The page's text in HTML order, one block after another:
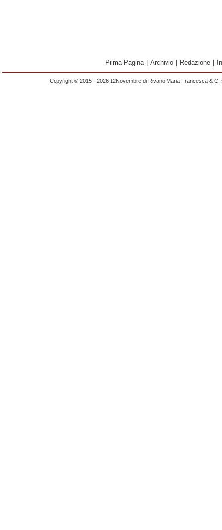
Prima Pagina Archivio Redazione
Copyright © 2015 - 2026 12Novembre di Rivano Maria Francesca &